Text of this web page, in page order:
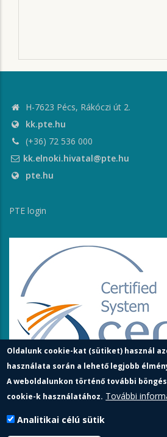
H-7623 Pécs, Rákóczi út 2.
kk.pte.hu
(+36) 72 536 000
kk.elnoki.hivatal@pte.hu
pte.hu
PTE login
Oldalunk cookie-kat (sütiket) használ
használata során a lehető legjobb
A weboldalunkon történő további
cookie-k használatához. További
Analitikai célú sütik